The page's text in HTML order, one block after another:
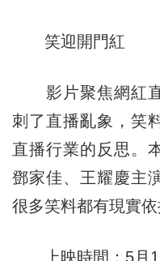
笑迎開門紅
影片聚焦網紅直
刺了直播亂象，笑
直播行業的反思。
鄧家佳、王耀慶主
很多笑料都有現實依
上映時間：5月1